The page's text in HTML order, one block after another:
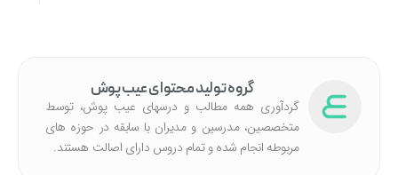
گروه تولید محتوای عیب پوش
گردآوری همه مطالب و درسهای عیب پوش، توسط
متخصصین، مدرسین و مدیران با سابقه در حوزه های
مربوطه انجام شده‌ و تمام دروس دارای اصالت هستند.